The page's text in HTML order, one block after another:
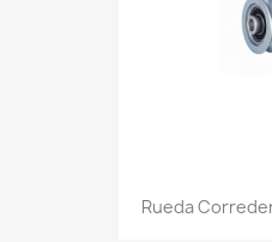
Rueda